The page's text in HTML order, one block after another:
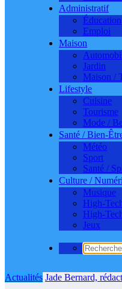
Administratif
Éducation
Emploi
Maison
Jardin
Maison /
Lifestyle
Cuisine
Tourisme
Mode /
Santé / Bien-
Météo
Sport
Santé /
Culture /
Musique
High-
High-
Jeux
Actualités Jade Bernard,